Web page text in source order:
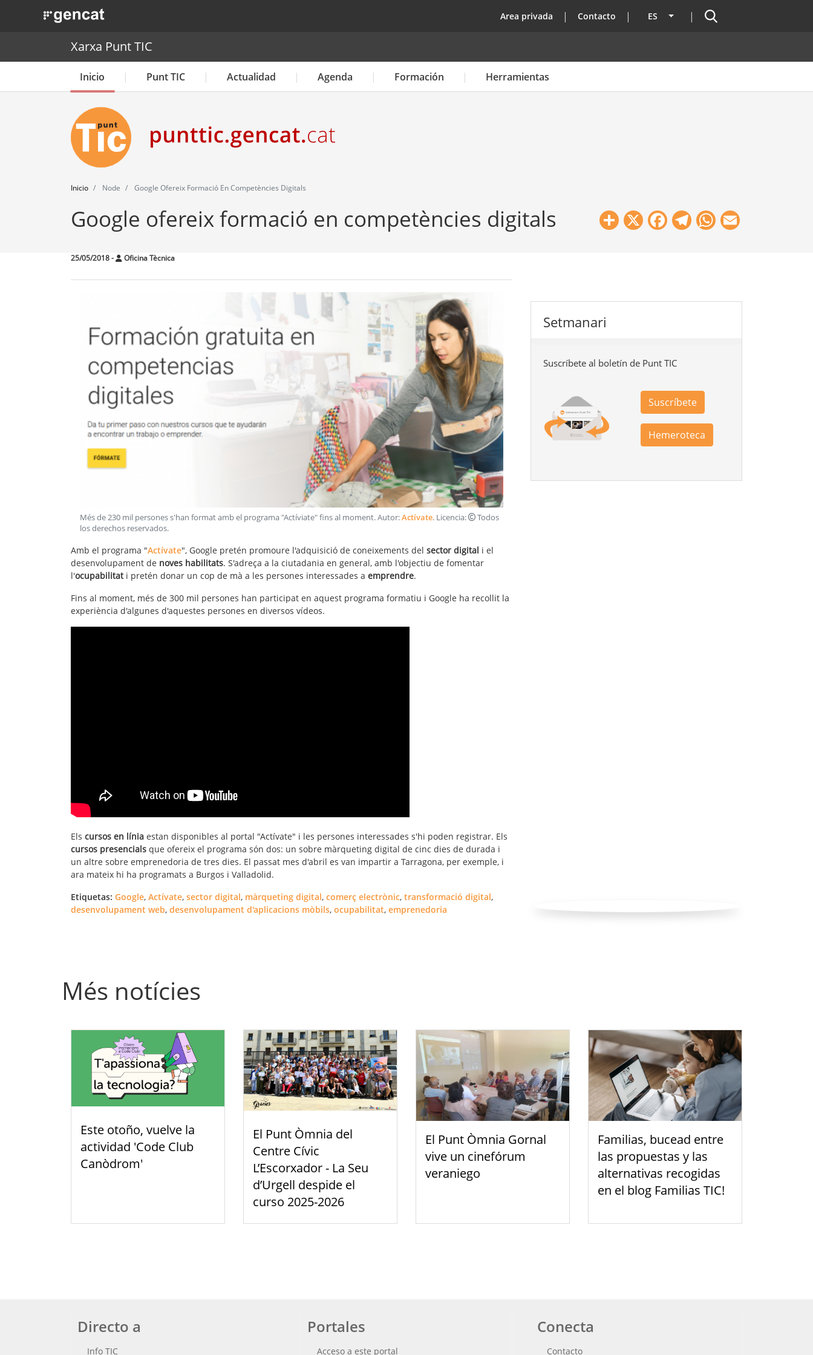
. Obre en una nova finestra. top
Area privada Contacto ES Lista adicional de acciones
Buscador
Xarxa Punt TIC
Inicio Punt TIC Actualidad Agenda Formación Herramientas
Inicio Node Google Ofereix Formació En Competències Digitals
Google ofereix formació en competències digitals Share
X Facebook
Telegram
WhatsApp
25/05/2018- Oficina Tècnica
Més de 230 mil persones s'han format amb el programa "Actíviate" fins al moment. Autor:Actívate. Licencia:
Todos
los derechos reservados.
Amb el programa "Actívate", Google pretén promoure l'adquisició de coneixements del sector digital i el
desenvolupament de noves habilitats. S'adreça a la ciutadania en general, amb l'objectiu de fomentar
l'ocupabilitati pretén donar un cop de mà a les persones interessades a emprendre.
Fins al moment, més de 300 mil persones han participat en aquest programa formatiu i Google ha recollit la
experiència d'algunes d'aquestes persones en diversos vídeos.
Els cursos en línia estan disponibles al portal "Actívate" i les persones interessades s'hi poden registrar. Els
cursos presencials que ofereix el programa són dos: un sobre màrqueting digital de cinc dies de durada i
un altre sobre emprenedoria de tres dies. El passat mes d'abril es van impartir a Tarragona, per exemple, i
ara mateix hi ha programats a Burgos i Valladolid.
Etiquetas: Google, Actívate, sector digital, màrqueting digital, comerç electrònic, transformació digital,
desenvolupament web, desenvolupament d'aplicacions mòbils, ocupabilitat, emprenedoria
Setmanari
Suscríbete al boletín de Punt TIC
Suscríbete
Hemeroteca
Més notícies
Este otoño, vuelve la
actividad 'Code Club
Canòdrom'
El Punt Òmnia del
Centre Cívic
L’Escorxador - La Seu
d’Urgell despide el
curso 2025-2026
El Punt Òmnia Gornal
vive un cinefórum
veraniego
Familias, bucead entre
las propuestas y las
alternativas recogidas
en el blog Familias TIC!
Directo a
Info TIC
Portales
Acceso a este portal
Conecta
Contacto